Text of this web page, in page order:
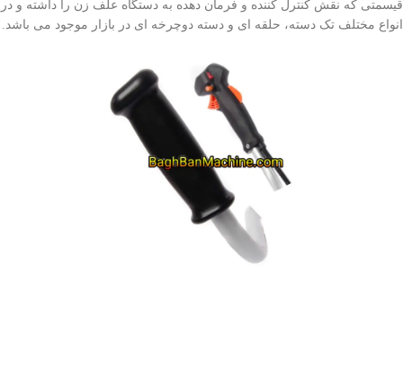
قیسمتی که نقش کنترل کننده و فرمان دهده به دستگاه علف زن را داشته و در
انواع مختلف تک دسته، حلقه ای و دسته دوچرخه ای در بازار موجود می باشد.